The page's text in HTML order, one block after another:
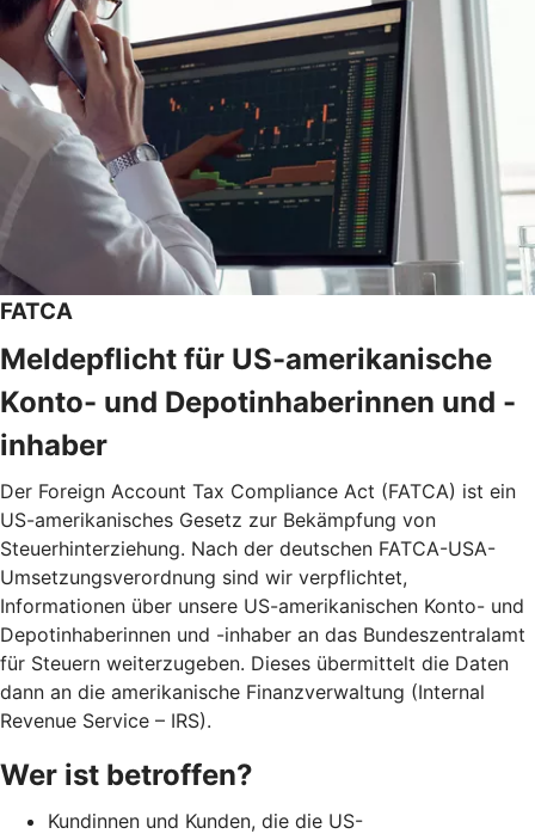
FATCA
Meldepflicht für US-amerikanische
Konto- und Depotinhaberinnen und -
inhaber
Der Foreign Account Tax Compliance Act (FATCA) ist ein
US-amerikanisches Gesetz zur Bekämpfung von
Steuerhinterziehung. Nach der deutschen FATCA-USA-
Umsetzungsverordnung sind wir verpflichtet,
Informationen über unsere US-amerikanischen Konto- und
Depotinhaberinnen und -inhaber an das Bundeszentralamt
für Steuern weiterzugeben. Dieses übermittelt die Daten
dann an die amerikanische Finanzverwaltung (Internal
Revenue Service – IRS).
Wer ist betroffen?
Kundinnen und Kunden, die die US-